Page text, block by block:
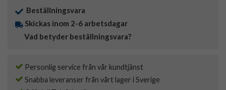
Beställningsvara
Skickas inom 2-6 arbetsdagar
Vad betyder beställningsvara?
Personlig service från vår kundtjänst
Snabba leveranser från vårt lager i Sverige